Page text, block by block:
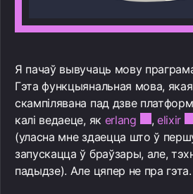
Я пачаў вывучаць мову
Гэта функцыянальная мова,
скампілявана пад дзве
калі ведаеце, як erlang ,elixir
(уласна мне здаецца што ў
запускацца ў браўзары, але,
падыдзе). Але цяпер не пра гэта.